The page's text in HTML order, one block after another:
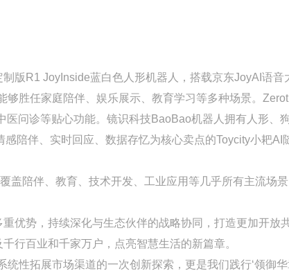
版R1 JoyInside蓝白色人形机器人，搭载京东JoyAI语音
胜任家庭陪伴、娱乐展示、教育学习等多种场景。
问诊等贴心功能。镜识科技BaoBao机器人拥有人形、
陪伴、实时回应、数据存忆为核心卖点的Toycity小耙AI
盖陪伴、教育、技术开发、工业应用等几乎所有主流场
优势，持续深化与生态伙伴的战略协同，打造更加开放
行百业和千家万户，点亮智慧生活的新篇章。
性拓展市场渠道的一次创新探索，更是我们践行‘领御华